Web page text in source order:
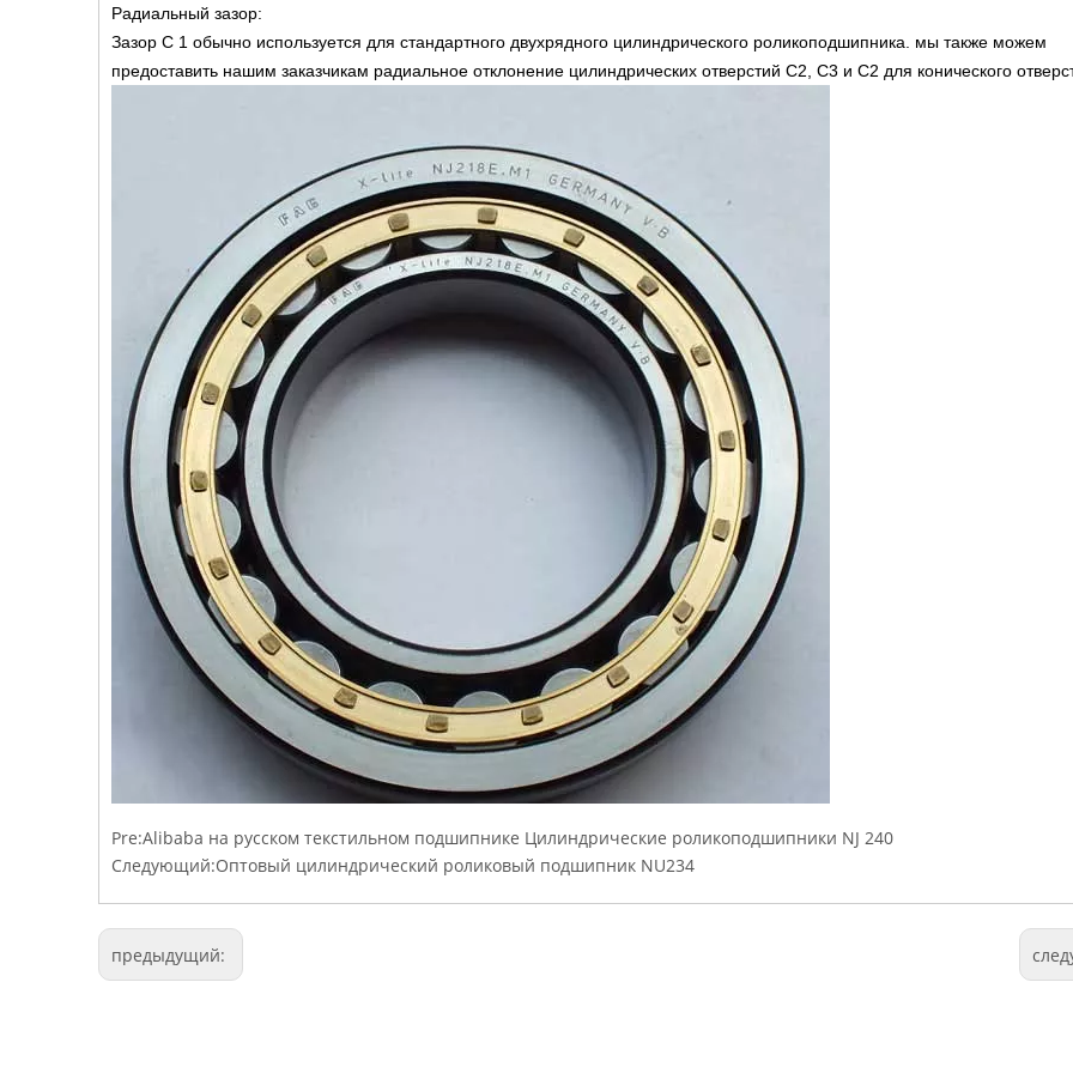
Радиальный зазор:
Зазор C 1 обычно используется для стандартного двухрядного цилиндрического роликоподшипника. мы также можем
предоставить нашим заказчикам радиальное отклонение цилиндрических отверстий C2, C3 и C2 для конического
Pre:Alibaba на русском текстильном подшипнике Цилиндрические роликоподшипники NJ 240
Следующий:Оптовый цилиндрический роликовый подшипник NU234
предыдущий: